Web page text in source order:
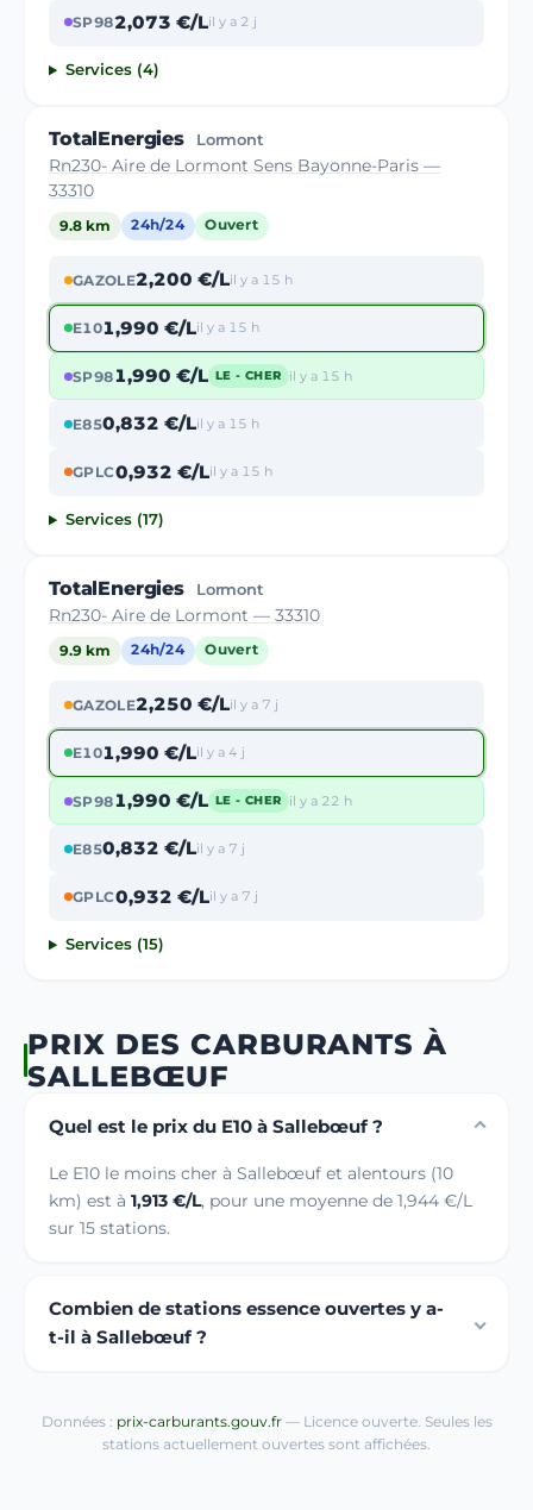
SP982,073 €/Lil y a 2 j
Services (4)
TotalEnergies Lormont
Rn230- Aire de Lormont Sens Bayonne-Paris —
33310
9.8 km 24h/24 Ouvert
GAZOLE2,200 €/Lil y a 15 h
E101,990 €/Lil y a 15 h
SP981,990 €/L LE - CHER il y a 15 h
E850,832 €/Lil y a 15 h
GPLC0,932 €/Lil y a 15 h
Services (17)
TotalEnergies Lormont
Rn230- Aire de Lormont — 33310
9.9 km 24h/24 Ouvert
GAZOLE2,250 €/Lil y a 7 j
E101,990 €/Lil y a 4 j
SP981,990 €/L LE - CHER il y a 22 h
E850,832 €/Lil y a 7 j
GPLC0,932 €/Lil y a 7 j
Services (15)
PRIX DES CARBURANTS À
SALLEBŒUF
Quel est le prix du E10 à Sallebœuf ?
Le E10 le moins cher à Sallebœuf et alentours (10
km) est à 1,913 €/L, pour une moyenne de 1,944 €/L
sur 15 stations.
Combien de stations essence ouvertes y a-
t-il à Sallebœuf ?
Données : prix-carburants.gouv.fr— Licence ouverte. Seules les
stations actuellement ouvertes sont affichées.